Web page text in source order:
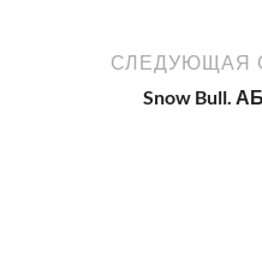
СЛЕДУЮЩАЯ
Snow Bull.